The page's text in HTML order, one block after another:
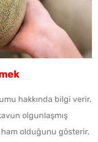
hakkında bilgi verir.
olgunlaşmış
olduğunu gösterir.